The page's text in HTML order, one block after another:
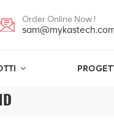
Order Online Now !